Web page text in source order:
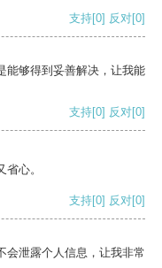
支持[0] 反对[0]
能够得到妥善解决，让我能
支持[0] 反对[0]
心。
支持[0] 反对[0]
会泄露个人信息，让我非常